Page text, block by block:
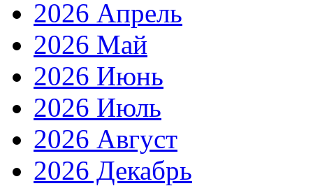
2026 Апрель
2026 Май
2026 Июнь
2026 Июль
2026 Август
2026 Декабрь